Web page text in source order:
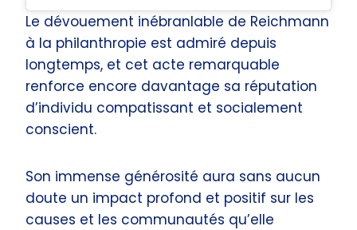
Le dévouement inébranlable de Reichmann
à la philanthropie est admiré depuis
longtemps, et cet acte remarquable
renforce encore davantage sa réputation
d’individu compatissant et socialement
conscient.
Son immense générosité aura sans aucun
doute un impact profond et positif sur les
causes et les communautés qu’elle